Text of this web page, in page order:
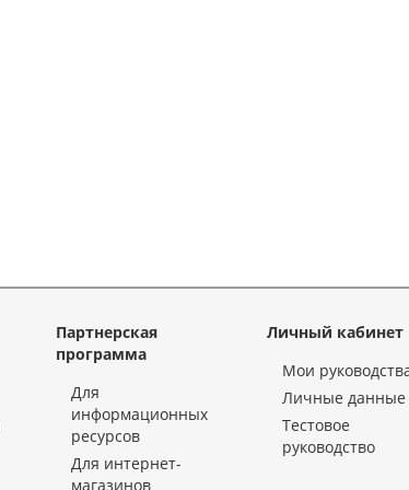
Партнерская
программа
Для
информационных
ресурсов
Для интернет-
магазинов
Личный кабинет
Мои
Личные данные
Тестовое
руководство